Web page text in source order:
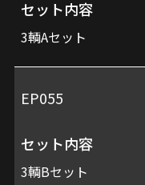
価
格
セット内容
3輌Aセット
EP055
セット内容
3輌Bセット